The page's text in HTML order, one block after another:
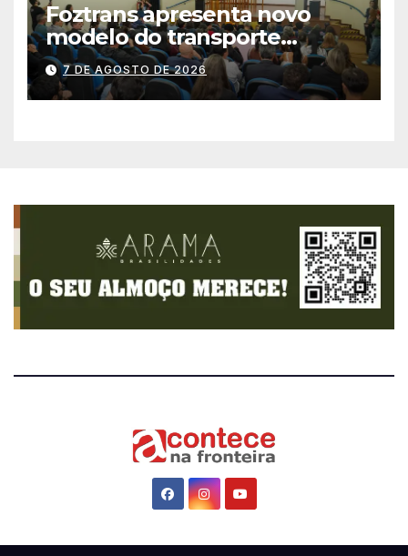
Foztrans apresenta novo
modelo do transporte
coletivo em audiência
pública e avança para um
sistema mais moderno e
7 DE AGOSTO DE 2026